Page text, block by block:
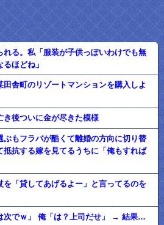
れる。私「服装が子供っぽいわけでも無
ほどね」
舎町のリゾートマンションを購入しよ
き後ついに金が尽きた模様
ぶもフラバが酷くて離婚の方向に切り替
抵抗する嫁を見てるうちに「俺もすれば
を「貸してあげるよー」と言ってるのを
次でｗ」 俺「は？上司だせ」 → 結果…